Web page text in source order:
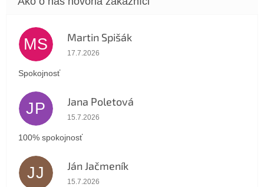
MS Martin Spišák
Hodnotenie obchodu je 5 z 5 hviezdičiek.
17.7.2026
Spokojnosť
JP Jana Poletová
Hodnotenie obchodu je 5 z 5 hviezdičiek.
15.7.2026
100% spokojnosť
JJ Ján Jačmeník
Hodnotenie obchodu je 5 z 5 hviezdičiek.
15.7.2026